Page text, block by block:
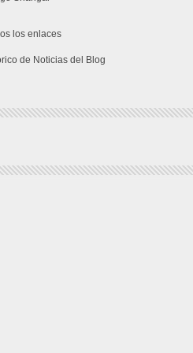
los enlaces
de Noticias del Blog